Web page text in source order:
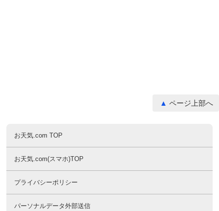
ページ上部へ
お天気.com TOP
お天気.com(スマホ)TOP
プライバシーポリシー
パーソナルデータ外部送信